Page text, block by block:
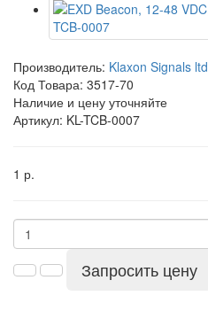
Производитель: Klaxon Signals ltd
Код Товара: 3517-70
Наличие и цену уточняйте
Артикул: KL-TCB-0007
1 р.
Запросить цену